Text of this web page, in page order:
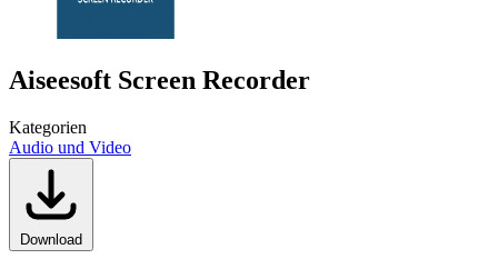
Aiseesoft Screen Recorder
Kategorien
Audio und Video
Download